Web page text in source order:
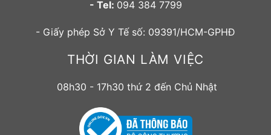
- Tel: 094 384 7799
- Giấy phép Sở Y Tế số: 09391/HCM-GPHĐ
THỜI GIAN LÀM VIỆC
08h30 - 17h30 thứ 2 đến Chủ Nhật